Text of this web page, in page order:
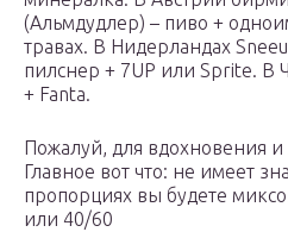
(Альмдудлер) – пиво +
травах. В Нидерландах
пилснер + 7UP или Sprite. В
+ Fanta.
Пожалуй, для вдохновения и
Главное вот что: не имеет
пропорциях вы будете
или 40/60